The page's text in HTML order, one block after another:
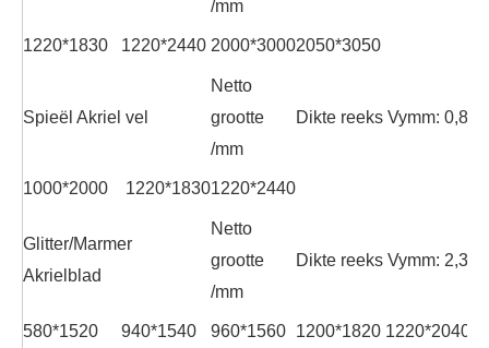
/mm
1220*1830 1220*2440 2000*30002050*3050
Spieël Akriel vel
Netto
grootte
/mm
Dikte reeks Vymm: 0,8-6
1000*2000 1220*18301220*2440
Glitter/Marmer
Akrielblad
Netto
grootte
/mm
Dikte reeks Vymm: 2,3-
580*1520 940*1540 960*1560 1200*1820 1220*2040